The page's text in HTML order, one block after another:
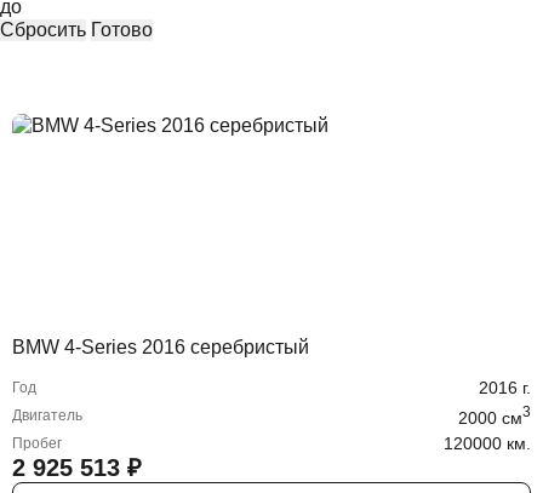
до
Сбросить Готово
BMW 4-Series 2016 серебристый
Год 2016 г.
Двигатель 2000 cм3
Пробег 120000 км.
2 925 513 ₽